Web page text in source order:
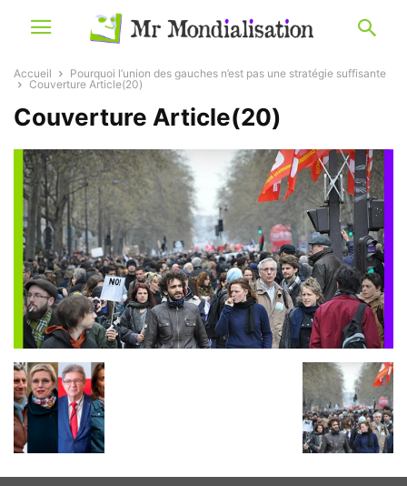
Accueil
Pourquoi l’union des gauches n’est pas une stratégie suffisante
Couverture Article(20)
Couverture Article(20)